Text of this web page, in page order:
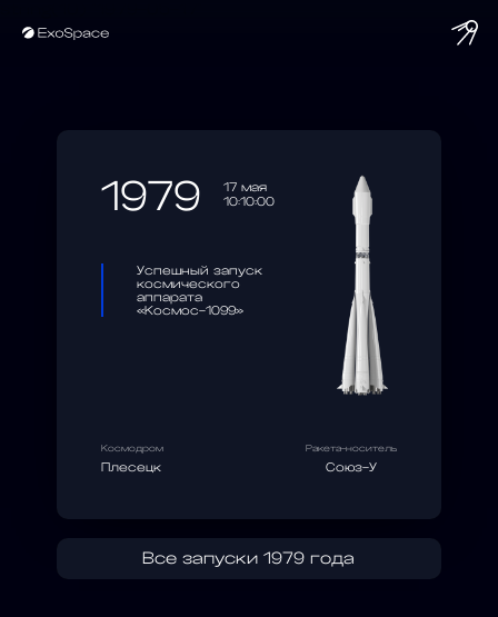
1979
17 мая
10:10:00
Успешный запуск
космического
аппарата
«Космос-1099»
Космодром
Плесецк
Ракета-носитель
Союз-У
Все запуски 1979 года